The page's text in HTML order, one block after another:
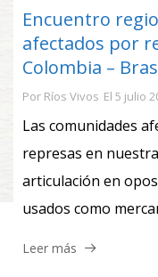
Encuentro
afectados por
Colombia –
Por Ríos Vivos El 5 julio
Las comunidades
represas en
articulación en
usados como
Leer más